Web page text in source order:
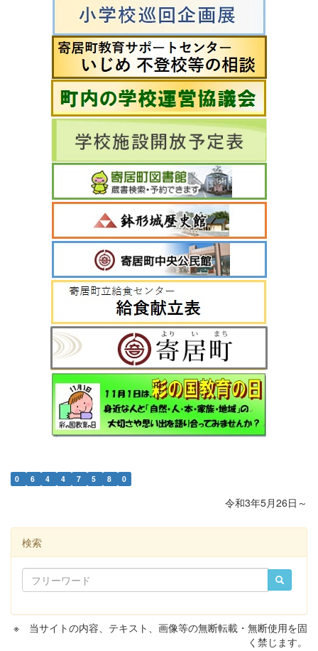
0 6 4 4 7 5 8 0
令和3年5月26日～
検索
※ 当サイトの内容、テキスト、画像等の無断転載・無断使用を固
く禁じます。